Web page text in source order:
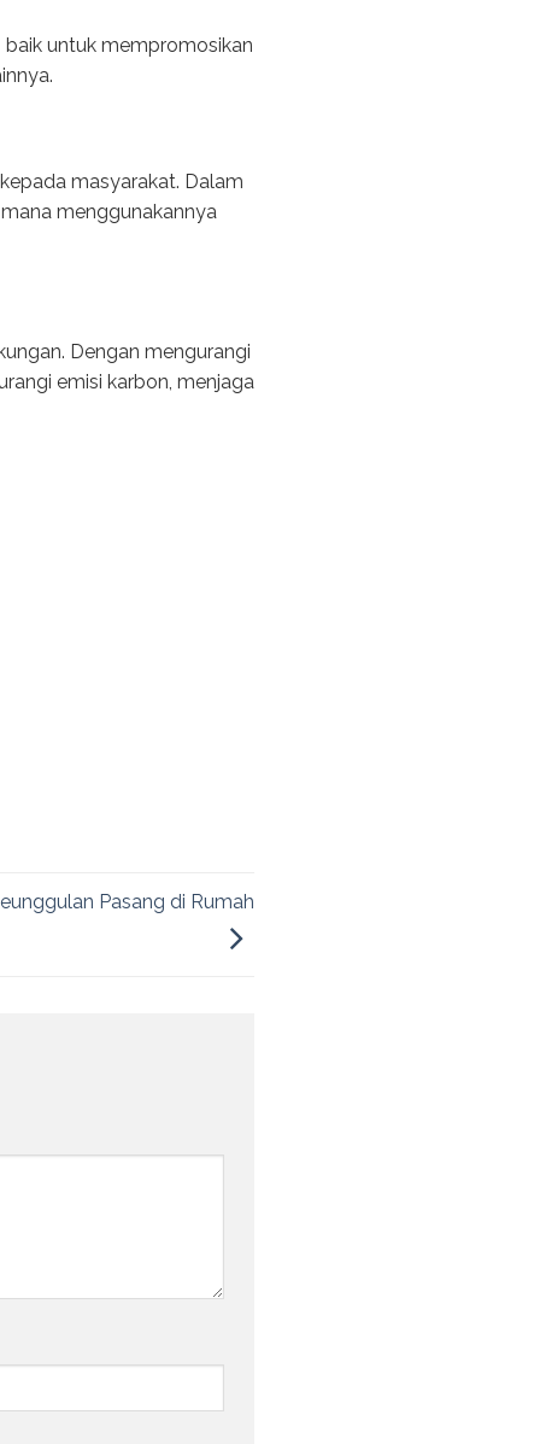
baik untuk mempromosikan
masyarakat. Dalam
menggunakannya
Dengan mengurangi
emisi karbon, menjaga
Pasang di Rumah